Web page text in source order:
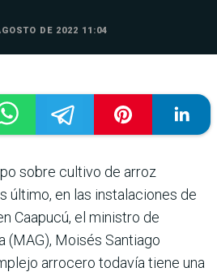
DE 2022 11:04
sobre cultivo de arroz
último, en las instalaciones de
Caapucú, el ministro de
(MAG), Moisés Santiago
arrocero todavía tiene una